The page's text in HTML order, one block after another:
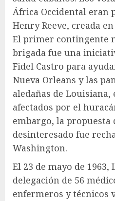
África Occidental eran
Henry Reeve, creada
El primer contingente
brigada fue una
Fidel Castro para
Nueva Orleans y las
aledañas de Louisiana,
afectados por el
embargo, la propuesta
desinteresado fue
Washington.
El 23 de mayo de
delegación de 56
enfermeros y técnicos